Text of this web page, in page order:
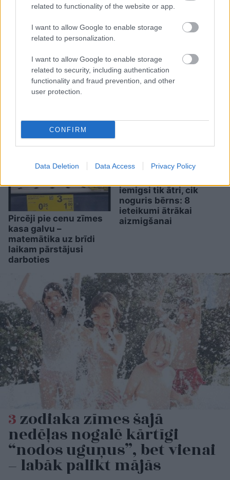
related to functionality of the website or app.
I want to allow Google to enable storage
related to personalization.
I want to allow Google to enable storage
related to security, including authentication
functionality and fraud prevention, and other
user protection.
CONFIRM
Data Deletion Data Access Privacy Policy
Šīm 3 zodiaka zīmēm
augusts būs īsts murgs – esi
gatavs jau tagad!
pētnieks un mūzikas
apskatnieks Klāss
Vāvere
Pircēji pie cenu zīmes
kasa galvu –
matemātika uz brīdi
laikam pārstājusi
darboties
Pamēģini šo pirms
iemigsi tik ātri, cik
noguris bērns: 8
ieteikumi ātrākai
aizmigšanai
3zodiaka zīmes šajā
nedēļas nogalē kārtīgi
“nodos uguņus”, bet vienai
– labāk palikt mājās